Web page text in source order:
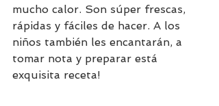
mucho calor. Son súper frescas,
rápidas y fáciles de hacer. A los
niños también les encantarán, a
tomar nota y preparar está
exquisita receta!